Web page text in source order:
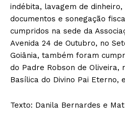
indébita, lavagem de
documentos e sonegação
cumpridos na sede da
Avenida 24 de Outubro, no
Goiânia, também foram
do Padre Robson de Oliveira,
Basílica do Divino Pai Eterno,
Texto: Danila Bernardes e